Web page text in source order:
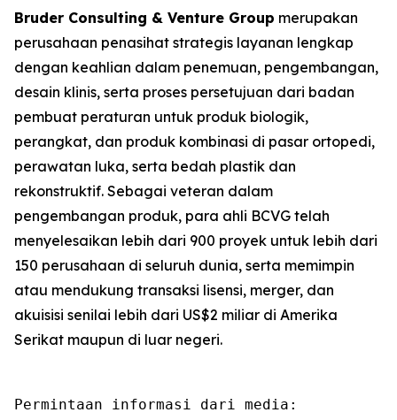
Bruder Consulting & Venture Group merupakan
perusahaan penasihat strategis layanan lengkap
dengan keahlian dalam penemuan, pengembangan,
desain klinis, serta proses persetujuan dari badan
pembuat peraturan untuk produk biologik,
perangkat, dan produk kombinasi di pasar ortopedi,
perawatan luka, serta bedah plastik dan
rekonstruktif. Sebagai veteran dalam
pengembangan produk, para ahli BCVG telah
menyelesaikan lebih dari 900 proyek untuk lebih dari
150 perusahaan di seluruh dunia, serta memimpin
atau mendukung transaksi lisensi, merger, dan
akuisisi senilai lebih dari US$2 miliar di Amerika
Serikat maupun di luar negeri.
Permintaan informasi dari media: